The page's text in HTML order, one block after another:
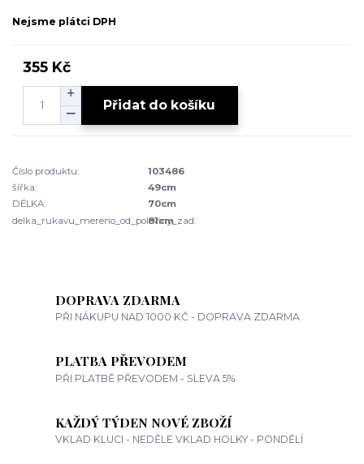
Nejsme plátci DPH
355 Kč
Přidat do košíku
Číslo produktu:
103486
šířka:
49cm
DÉLKA:
70cm
delka_rukavu_mereno_od_poloviny_zad:
81cm
DOPRAVA ZDARMA
PŘI NÁKUPU NAD 1000 KČ - DOPRAVA ZDARMA
PLATBA PŘEVODEM
PŘI PLATBĚ PŘEVODEM - SLEVA 5%
KAŽDÝ TÝDEN NOVÉ ZBOŽÍ
VKLAD KLUCI - NEDĚLE VKLAD HOLKY - PONDĚLÍ